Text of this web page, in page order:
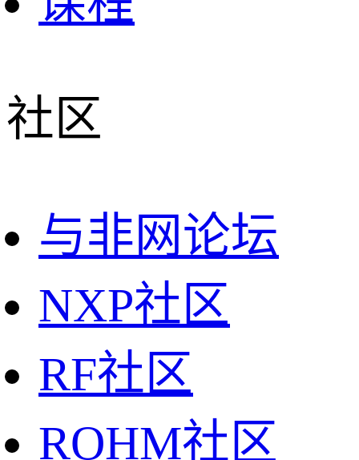
社区
与非网论坛
NXP社区
RF社区
ROHM社区